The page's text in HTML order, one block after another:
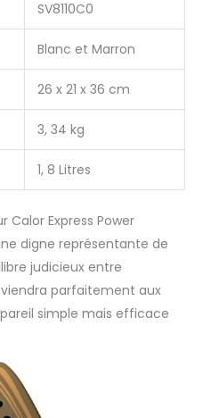
SV8110C0
Blanc et Marron
26 x 21 x 36 cm
3, 34 kg
1, 8 Litres
Calor Express Power
digne représentante de
judicieux entre
parfaitement aux
simple mais efficace